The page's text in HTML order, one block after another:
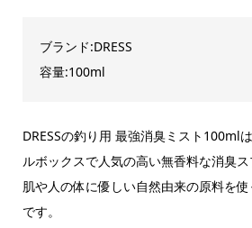
ブランド:DRESS
容量:100ml
DRESSの釣り用 最強消臭ミスト100ml
ルボックスで人気の高い無香料な消臭ス
肌や人の体に優しい自然由来の原料を
です。